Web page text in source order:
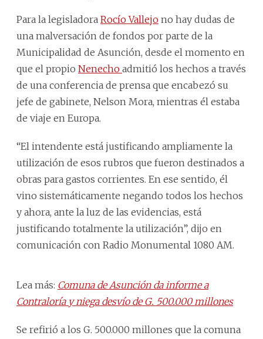
Para la legisladora Rocío Vallejo no hay dudas de
una malversación de fondos por parte de la
Municipalidad de Asunción, desde el momento en
que el propio Nenecho admitió los hechos a través
de una conferencia de prensa que encabezó su
jefe de gabinete, Nelson Mora, mientras él estaba
de viaje en Europa.
“El intendente está justificando ampliamente la
utilización de esos rubros que fueron destinados a
obras para gastos corrientes. En ese sentido, él
vino sistemáticamente negando todos los hechos
y ahora, ante la luz de las evidencias, está
justificando totalmente la utilización”, dijo en
comunicación con Radio Monumental 1080 AM.
Lea más: Comuna de Asunción da informe a
Contraloría y niega desvío de G. 500.000 millones
Se refirió a los G. 500.000 millones que la comuna